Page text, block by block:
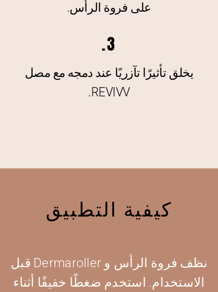
على فروة الرأس.
3.
يخلق تأثيرًا تآزريًا عند دمجه مع مصل
REVIVV.
كيفية التطبيق
نظف فروة الرأس و Dermaroller قبل
الاستخدام. استخدم ضغطًا خفيفًا أثناء